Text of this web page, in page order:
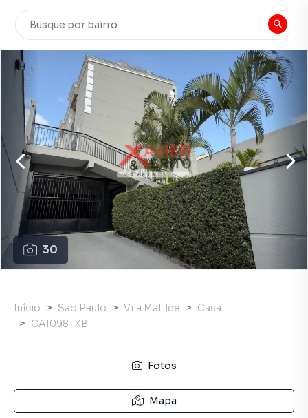
30
Início São Paulo Vila Matilde
Casa
CA1098_XB
Fotos
Mapa